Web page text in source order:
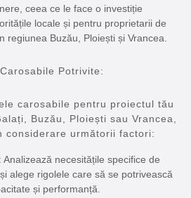
ceea ce le face o investiție
locale și pentru proprietarii de
regiunea Buzău, Ploiești și Vrancea.
Potrivite:
carosabile pentru proiectul tău
Buzău, Ploiești sau Vrancea,
considerare următorii factori:
: Analizează necesitățile specifice de
alege rigolele care să se potrivească
și performanță.